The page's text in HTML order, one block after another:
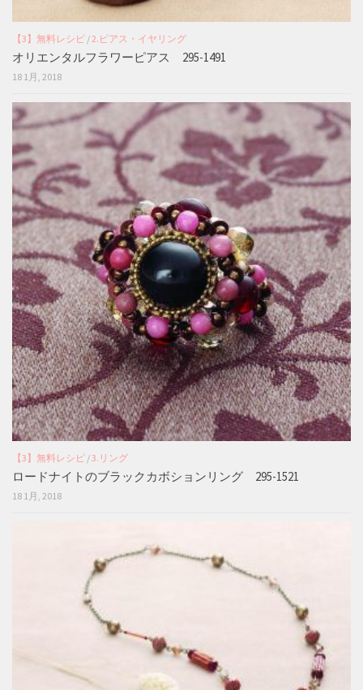
【3】無料レシピ /2.ピアス・イヤリング
オリエンタルフラワーピアス 295-1491
18 1月, 2018
【3】無料レシピ /3.リング
ロードナイトのブラックカボションリング 295-1521
18 1月, 2018